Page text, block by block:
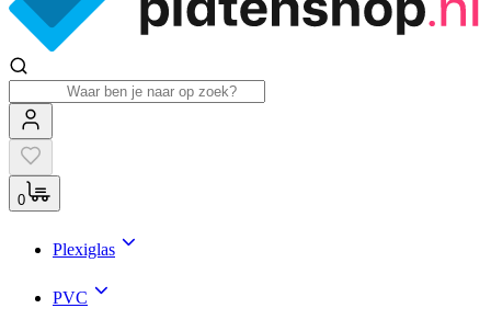
0
Plexiglas
PVC